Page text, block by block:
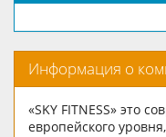
Информация о
«SKY FITNESS» это
европейского